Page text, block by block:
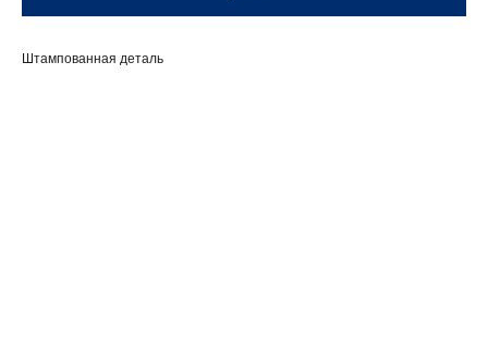
Штампованная деталь